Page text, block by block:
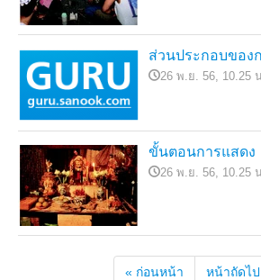
ส่วนประกอบของ
26 พ.ย. 56, 10.25
ขั้นตอนการแสดง
26 พ.ย. 56, 10.25
« ก่อนหน้า หน้าถัดไ